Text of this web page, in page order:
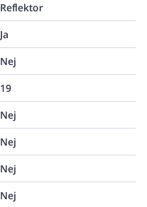
Reflektor
Ja
Nej
19
Nej
Nej
Nej
Nej